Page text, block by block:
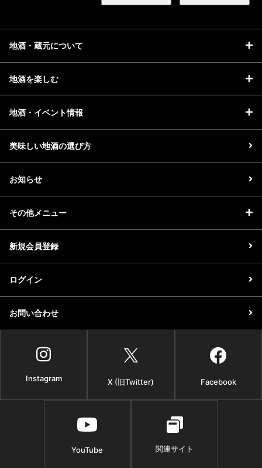
地酒・蔵元について
地酒を楽しむ
地酒・イベント情報
美味しい地酒の選び方
お知らせ
その他メニュー
新規会員登録
ログイン
お問い合わせ
Instagram X (旧Twitter) Facebook
YouTube 関連サイト